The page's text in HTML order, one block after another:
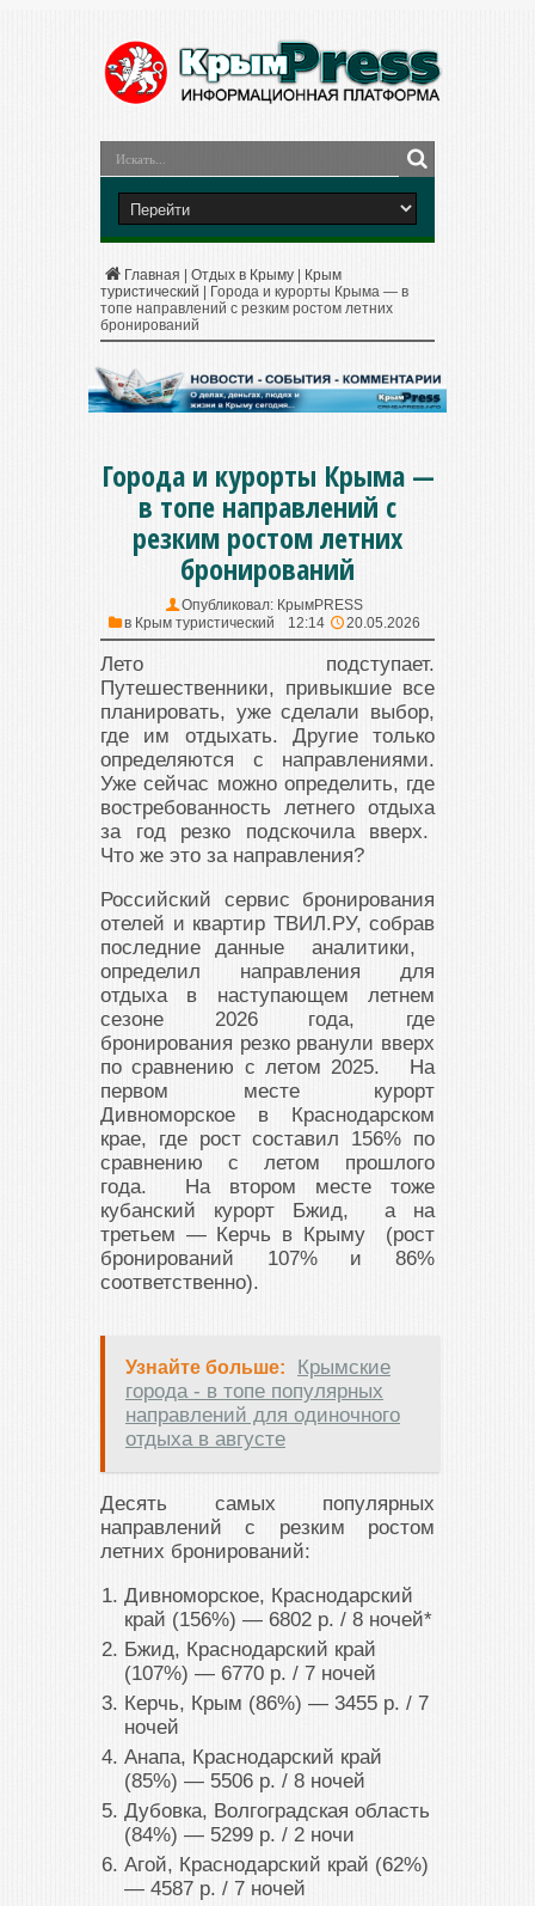
Главная Отдых в Крыму
Крым
туристический
Города и курорты Крыма — в
топе направлений с резким ростом летних
бронирований
Города и курорты Крыма —
в топе направлений с
резким ростом летних
бронирований
Опубликовал: КрымPRESS
в Крым туристический 12:14 20.05.2026
Лето подступает.
Путешественники, привыкшие все
планировать, уже сделали выбор,
где им отдыхать. Другие только
определяются с направлениями.
Уже сейчас можно определить, где
востребованность летнего отдыха
за год резко подскочила вверх.
Что же это за направления?
Российский сервис бронирования
отелей и квартир ТВИЛ.РУ, собрав
последние данные аналитики,
определил направления для
отдыха в наступающем летнем
сезоне 2026 года, где
бронирования резко рванули вверх
по сравнению с летом 2025. На
первом месте курорт
Дивноморское в Краснодарском
крае, где рост составил 156% по
сравнению с летом прошлого
года. На втором месте тоже
кубанский курорт Бжид, а на
третьем — Керчь в Крыму (рост
бронирований 107% и 86%
соответственно).
Узнайте больше:
Крымские
города - в топе популярных
направлений для одиночного
отдыха в августе
Десять самых популярных
направлений с резким ростом
летних бронирований:
Дивноморское, Краснодарский
край (156%) ― 6802 р. / 8 ночей*
Бжид, Краснодарский край
(107%) ― 6770 р. / 7 ночей
Керчь, Крым (86%) ― 3455 р. / 7
ночей
Анапа, Краснодарский край
(85%) ― 5506 р. / 8 ночей
Дубовка, Волгоградская область
(84%) ― 5299 р. / 2 ночи
Агой, Краснодарский край (62%)
― 4587 р. / 7 ночей